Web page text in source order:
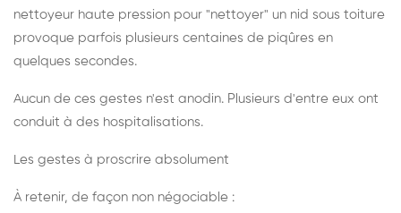
nettoyeur haute pression pour "nettoyer" un nid sous toiture
provoque parfois plusieurs centaines de piqûres en
quelques secondes.
Aucun de ces gestes n'est anodin. Plusieurs d'entre eux ont
conduit à des hospitalisations.
Les gestes à proscrire absolument
À retenir, de façon non négociable :